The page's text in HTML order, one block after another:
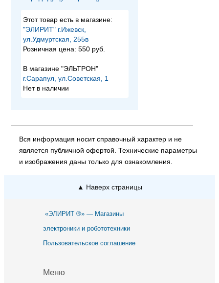
Этот товар есть в магазине:
"ЭЛИРИТ" г.Ижевск,
ул.Удмуртская, 255в
Розничная цена: 550 руб.
В магазине "ЭЛЬТРОН"
г.Сарапул, ул.Советская, 1
Нет в наличии
Вся информация носит справочный характер и не
является публичной офертой. Технические параметры
и изображения даны только для ознакомления.
▲ Наверх страницы
«ЭЛИРИТ ®» — Магазины
электроники и робототехники
Пользовательское соглашение
Меню